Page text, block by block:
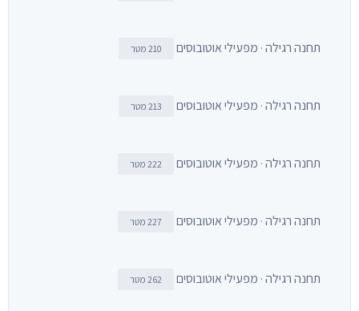
תחנה רגילה · מפעילי אוטובוסים 210 מטר
תחנה רגילה · מפעילי אוטובוסים 213 מטר
תחנה רגילה · מפעילי אוטובוסים 222 מטר
תחנה רגילה · מפעילי אוטובוסים 227 מטר
תחנה רגילה · מפעילי אוטובוסים 262 מטר